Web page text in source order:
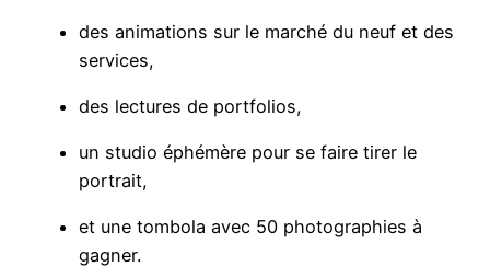
des animations sur le marché du neuf et des
services,
des lectures de portfolios,
un studio éphémère pour se faire tirer le
portrait,
et une tombola avec 50 photographies à
gagner.